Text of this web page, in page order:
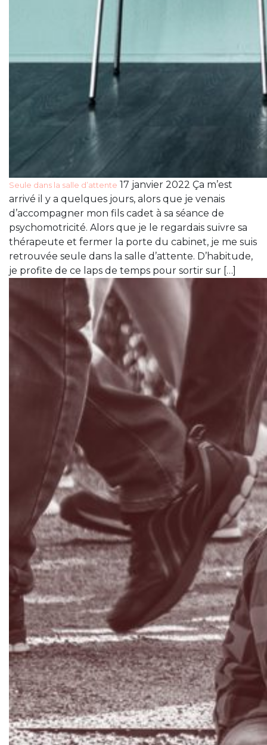
Seule dans la salle d’attente 17 janvier 2022 Ça m’est
arrivé il y a quelques jours, alors que je venais
d’accompagner mon fils cadet à sa séance de
psychomotricité. Alors que je le regardais suivre sa
thérapeute et fermer la porte du cabinet, je me suis
retrouvée seule dans la salle d’attente. D’habitude,
je profite de ce laps de temps pour sortir sur […]